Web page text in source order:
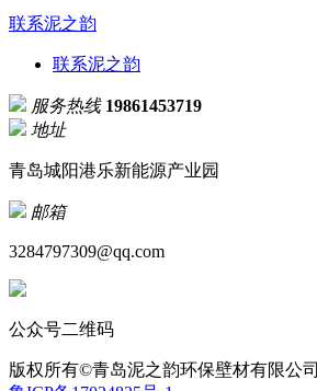
联系泥之韵
联系泥之韵
服务热线 19861453719
地址
青岛城阳港乐新能源产业园
邮箱
3284797309@qq.com
公众号二维码
版权所有©青岛泥之韵环保壁材有限公司